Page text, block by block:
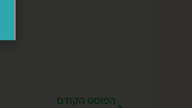
הפוסט הקודם